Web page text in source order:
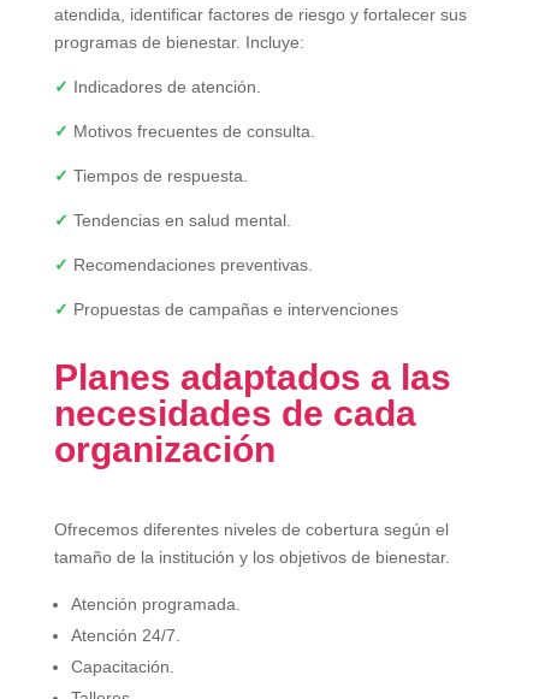
atendida, identificar factores de riesgo y fortalecer sus
programas de bienestar. Incluye:
✓ Indicadores de atención.
✓ Motivos frecuentes de consulta.
✓ Tiempos de respuesta.
✓ Tendencias en salud mental.
✓ Recomendaciones preventivas.
✓ Propuestas de campañas e intervenciones
Planes adaptados a las
necesidades de cada
organización
Ofrecemos diferentes niveles de cobertura según el
tamaño de la institución y los objetivos de bienestar.
Atención programada.
Atención 24/7.
Capacitación.